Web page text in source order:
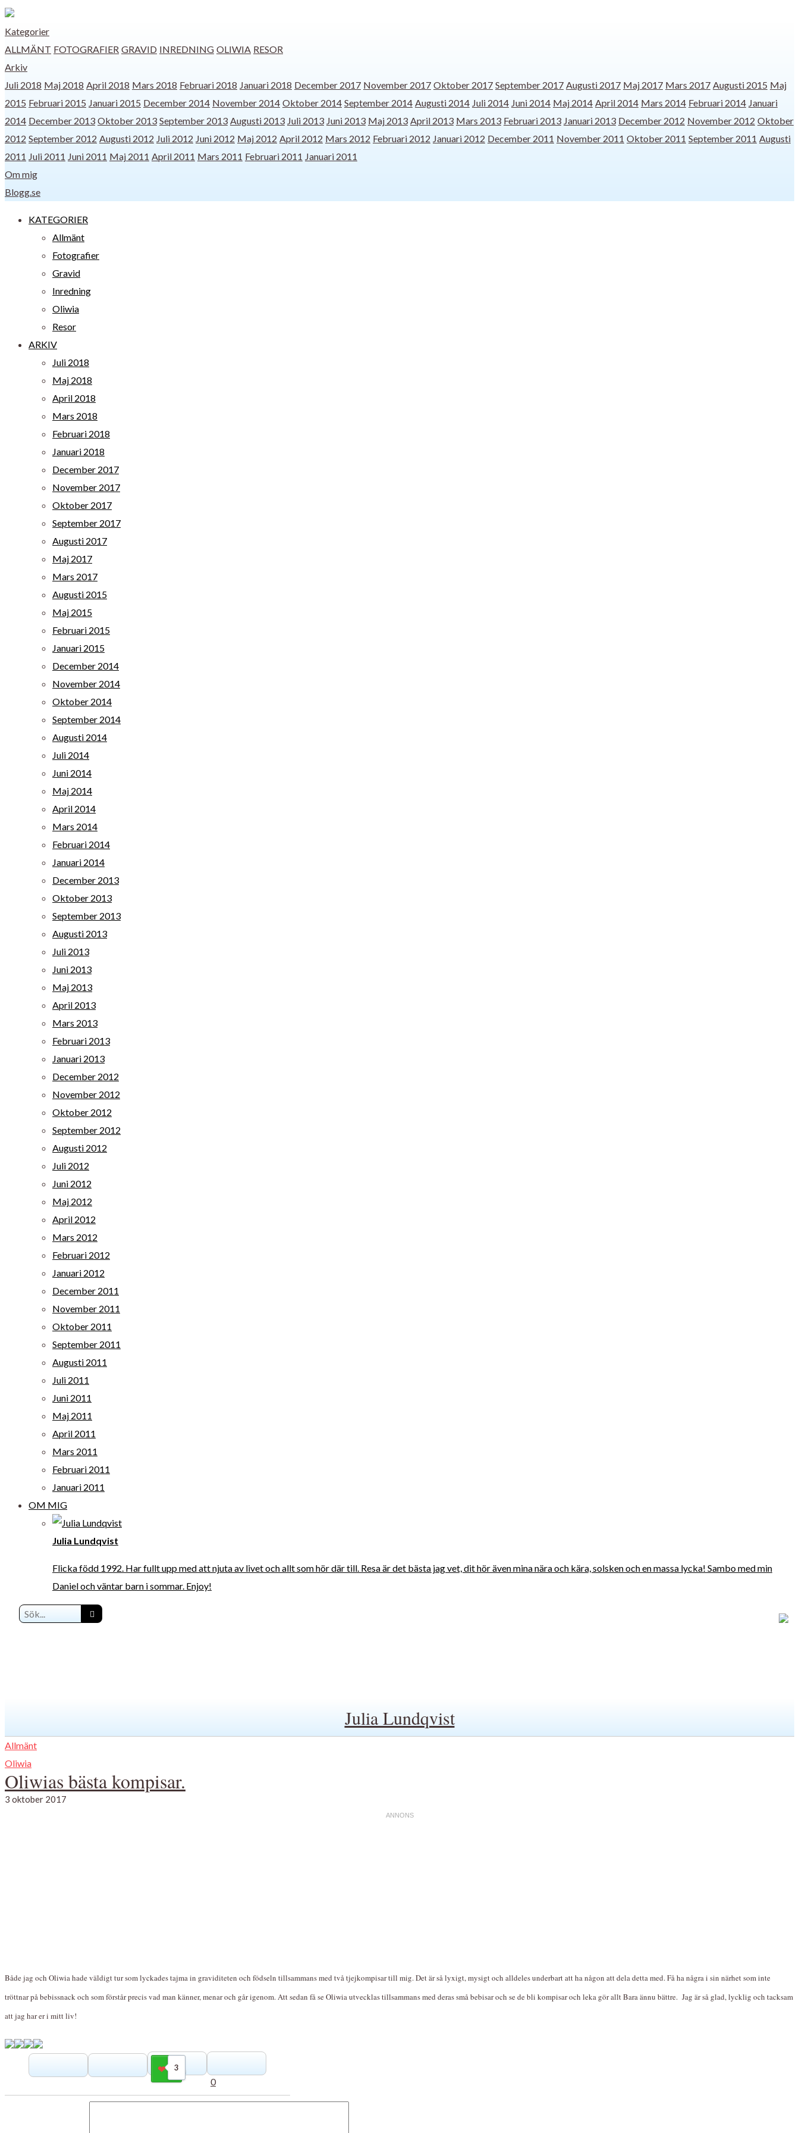
Kategorier
ALLMÄNT FOTOGRAFIER GRAVID INREDNING OLIWIA RESOR
Arkiv
Juli 2018 Maj 2018 April 2018 Mars 2018 Februari 2018 Januari 2018 December 2017 November 2017 Oktober 2017 September 2017 Augusti 2017 Maj 2017 Mars 2017 Augusti 2015 Maj
2015 Februari 2015 Januari 2015 December 2014 November 2014 Oktober 2014 September 2014 Augusti 2014 Juli 2014 Juni 2014 Maj 2014 April 2014 Mars 2014 Februari 2014 Januari
2014 December 2013 Oktober 2013 September 2013 Augusti 2013 Juli 2013 Juni 2013 Maj 2013 April 2013 Mars 2013 Februari 2013 Januari 2013 December 2012 November 2012 Oktober
2012 September 2012 Augusti 2012 Juli 2012 Juni 2012 Maj 2012 April 2012 Mars 2012 Februari 2012 Januari 2012 December 2011 November 2011 Oktober 2011 September 2011 Augusti
2011 Juli 2011 Juni 2011 Maj 2011 April 2011 Mars 2011 Februari 2011 Januari 2011
Om mig
Blogg.se
KATEGORIER
Allmänt
Fotografier
Gravid
Inredning
Oliwia
Resor
ARKIV
Juli 2018
Maj 2018
April 2018
Mars 2018
Februari 2018
Januari 2018
December 2017
November 2017
Oktober 2017
September 2017
Augusti 2017
Maj 2017
Mars 2017
Augusti 2015
Maj 2015
Februari 2015
Januari 2015
December 2014
November 2014
Oktober 2014
September 2014
Augusti 2014
Juli 2014
Juni 2014
Maj 2014
April 2014
Mars 2014
Februari 2014
Januari 2014
December 2013
Oktober 2013
September 2013
Augusti 2013
Juli 2013
Juni 2013
Maj 2013
April 2013
Mars 2013
Februari 2013
Januari 2013
December 2012
November 2012
Oktober 2012
September 2012
Augusti 2012
Juli 2012
Juni 2012
Maj 2012
April 2012
Mars 2012
Februari 2012
Januari 2012
December 2011
November 2011
Oktober 2011
September 2011
Augusti 2011
Juli 2011
Juni 2011
Maj 2011
April 2011
Mars 2011
Februari 2011
Januari 2011
OM MIG
Julia Lundqvist
Flicka född 1992. Har fullt upp med att njuta av livet och allt som hör där till. Resa är det bästa jag vet, dit hör även mina nära och kära, solsken och en massa lycka! Sambo med min
Daniel och väntar barn i sommar. Enjoy!
Julia Lundqvist
Allmänt
Oliwia
Oliwias bästa kompisar.
3 oktober 2017
Både jag och Oliwia hade väldigt tur som lyckades tajma in graviditeten och födseln tillsammans med två tjejkompisar till mig. Det är så lyxigt, mysigt och alldeles underbart att ha någon att dela detta med. Få ha några i sin närhet som inte
tröttnar på bebissnack och som förstår precis vad man känner, menar och går igenom. Att sedan få se Oliwia utvecklas tillsammans med deras små bebisar och se de bli kompisar och leka gör allt Bara ännu bättre. Jag är så glad, lycklig och tacksam
att jag har er i mitt liv!
3
Gilla
0